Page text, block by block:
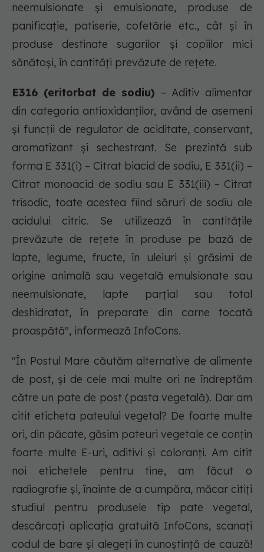
neemulsionate şi emulsionate, produse de
panificaţie, patiserie, cofetărie etc., cât şi în
produse destinate sugarilor şi copiilor mici
sănătoşi, în cantităţi prevăzute de reţete.
E316 (eritorbat de sodiu) – Aditiv alimentar
din categoria antioxidanţilor, având de asemeni
şi funcţii de regulator de aciditate, conservant,
aromatizant şi sechestrant. Se prezintă sub
forma E 331(i) – Citrat biacid de sodiu, E 331(ii) –
Citrat monoacid de sodiu sau E 331(iii) – Citrat
trisodic, toate acestea fiind săruri de sodiu ale
acidului citric. Se utilizează în cantităţile
prevăzute de reţete în produse pe bază de
lapte, legume, fructe, în uleiuri şi grăsimi de
origine animală sau vegetală emulsionate sau
neemulsionate, lapte parţial sau total
deshidratat, în preparate din carne tocată
proaspătă", informează InfoCons.
"În Postul Mare căutăm alternative de alimente
de post, și de cele mai multe ori ne îndreptăm
către un pate de post (pasta vegetală). Dar am
citit eticheta pateului vegetal? De foarte multe
ori, din păcate, găsim pateuri vegetale ce conțin
foarte multe E-uri, aditivi și coloranți. Am citit
noi etichetele pentru tine, am făcut o
radiografie și, înainte de a cumpăra, măcar citiți
studiul pentru produsele tip pate vegetal,
descărcați aplicația gratuită InfoCons, scanați
codul de bare și alegeți în cunoștință de cauză!